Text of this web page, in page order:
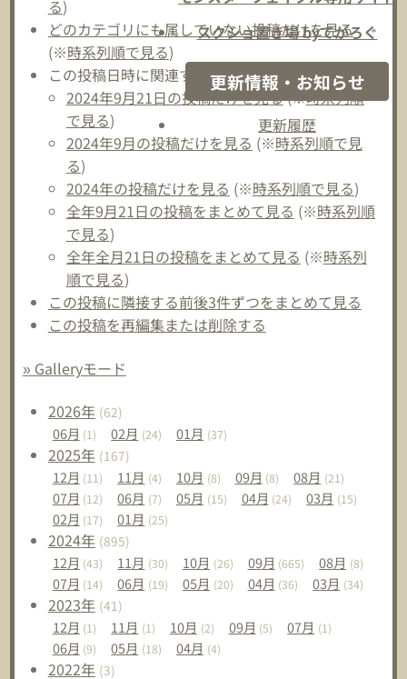
スクショ置き場 byてがろぐ
更新情報・お知らせ
更新履歴
る)
どのカテゴリにも属していない投稿だけを見る
(※時系列順で見る)
この投稿日時に関連する投稿：
2024年9月21日の投稿だけを見る(※時系列順
で見る)
2024年9月の投稿だけを見る (※時系列順で見
る)
2024年の投稿だけを見る (※時系列順で見る)
全年9月21日の投稿をまとめて見る (※時系列順
で見る)
全年全月21日の投稿をまとめて見る (※時系列
順で見る)
この投稿に隣接する前後3件ずつをまとめて見る
この投稿を再編集または削除する
» Galleryモード
2026年 (62)
06月 (1) 02月 (24) 01 月 (37)
2025年 (167)
12月 (11) 11 月 (4) 10月 (8) 09月 (8) 08月 (21)
07月 (12) 06月 (7) 05月 (15) 04月 (24) 03月 (15)
02月 (17) 01 月 (25)
2024年 (895)
12月 (43) 11 月 (30) 10月 (26) 09月 (665) 08月 (8)
07月 (14) 06月 (19) 05月 (20) 04月 (36) 03月 (34)
2023年 (41)
12月 (1) 11 月 (1) 10月 (2) 09月 (5) 07月 (1)
06月 (9) 05月 (18) 04月 (4)
2022年 (3)